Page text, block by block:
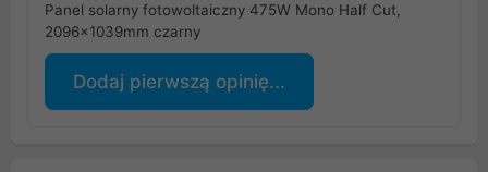
Panel solarny fotowoltaiczny 475W Mono Half Cut,
2096x1039mm czarny
Dodaj pierwszą opinię...